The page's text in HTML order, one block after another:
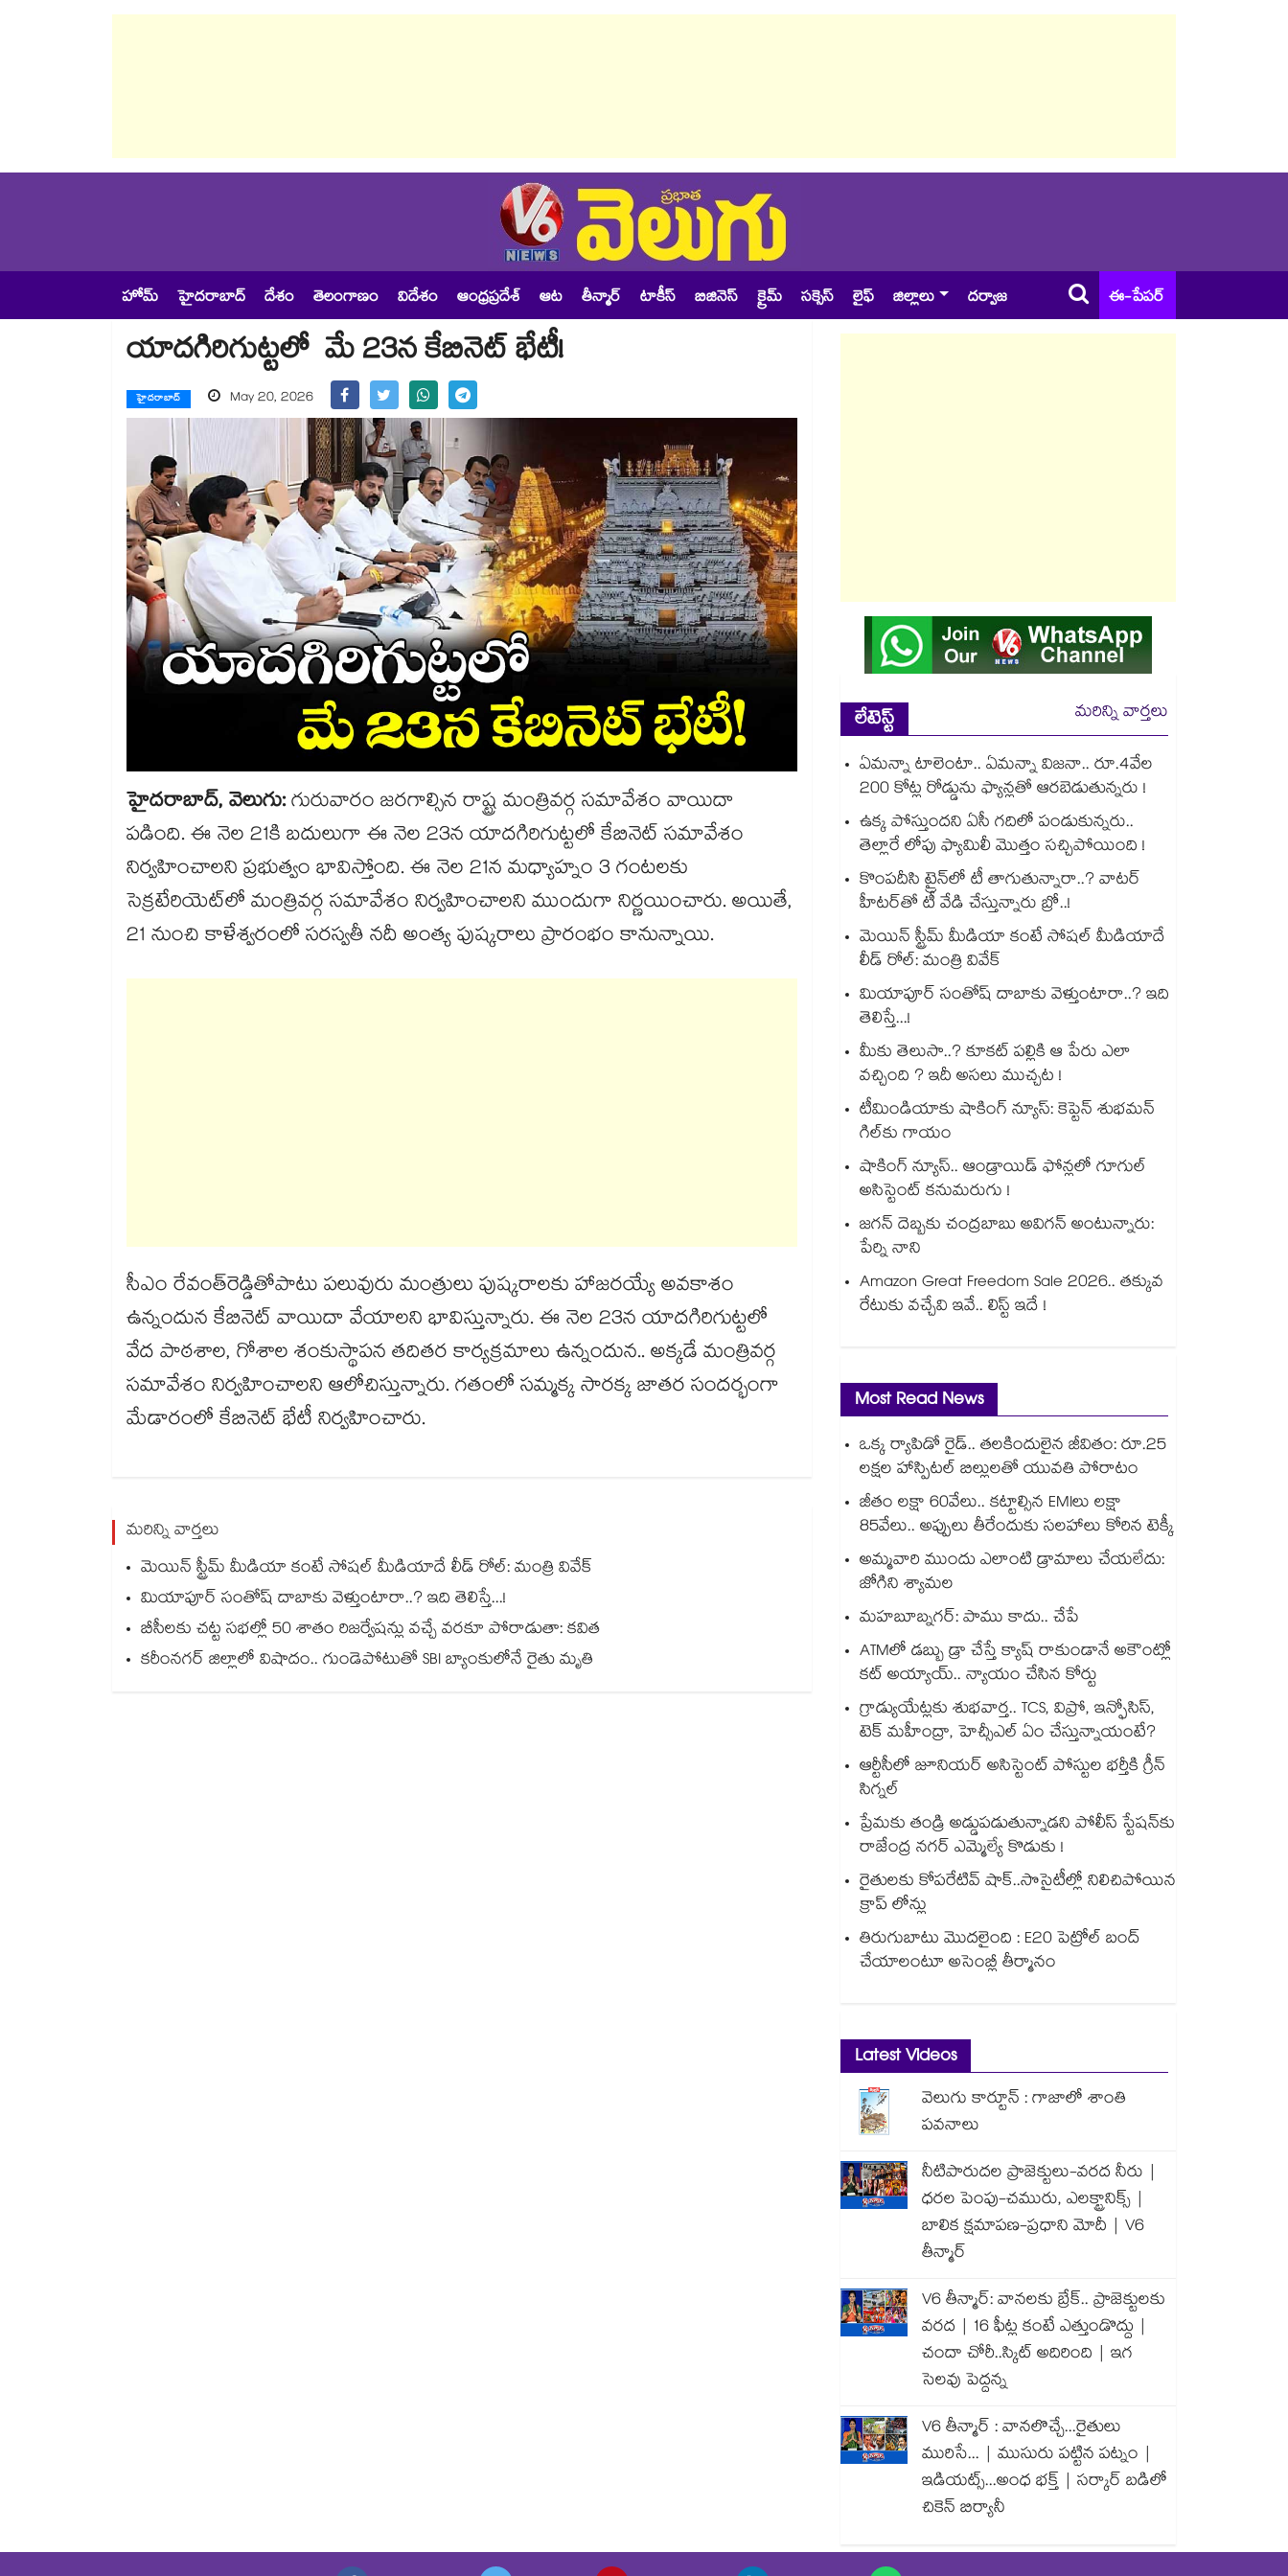
హోమ్ హైదరాబాద్ దేశం తెలంగాణం విదేశం ఆంధ్రప్రదేశ్ ఆట తీన్మార్ టాకీస్ బిజినెస్ క్రైమ్ సక్సెస్ లైఫ్ జిల్లాలు దర్వాజ ఈ-పేపర్
యాదగిరిగుట్టలో మే 23న కేబినెట్‌ భేటీ!
హైదరాబాద్ May 20, 2026
హైదరాబాద్, వెలుగు:గురువారం జరగాల్సిన రాష్ట్ర మంత్రివర్గ సమావేశం వాయిదా
పడింది. ఈ నెల 21కి బదులుగా ఈ నెల 23న యాదగిరిగుట్టలో కేబినెట్ సమావేశం
నిర్వహించాలని ప్రభుత్వం భావిస్తోంది. ఈ నెల 21న మధ్యాహ్నం 3 గంటలకు
సెక్రటేరియెట్‌లో మంత్రివర్గ సమావేశం నిర్వహించాలని ముందుగా నిర్ణయించారు. అయితే,
21 నుంచి కాళేశ్వరంలో సరస్వతీ నదీ అంత్య పుష్కరాలు ప్రారంభం కానున్నాయి.
సీఎం రేవంత్‌రెడ్డితోపాటు పలువురు మంత్రులు పుష్కరాలకు హాజరయ్యే అవకాశం
ఉన్నందున కేబినెట్ వాయిదా వేయాలని భావిస్తున్నారు. ఈ నెల 23న యాదగిరిగుట్టలో
వేద పాఠశాల, గోశాల శంకుస్థాపన తదితర కార్యక్రమాలు ఉన్నందున.. అక్కడే మంత్రివర్గ
సమావేశం నిర్వహించాలని ఆలోచిస్తున్నారు. గతంలో సమ్మక్క సారక్క జాతర సందర్భంగా
మేడారంలో కేబినెట్ భేటీ నిర్వహించారు.
మరిన్ని వార్తలు
మెయిన్ స్ట్రీమ్ మీడియా కంటే సోషల్ మీడియాదే లీడ్ రోల్: మంత్రి వివేక్
మియాపూర్ సంతోష్ దాబాకు వెళ్తుంటారా..? ఇది తెలిస్తే...!
బీసీలకు చట్ట సభల్లో 50 శాతం రిజర్వేషన్లు వచ్చే వరకూ పోరాడుతా: కవిత
కరీంనగర్ జిల్లాలో విషాదం.. గుండెపోటుతో SBI బ్యాంకులోనే రైతు మృతి
లేటెస్ట్
మరిన్ని వార్తలు
ఏమన్నా టాలెంటా.. ఏమన్నా విజనా.. రూ.4వేల
200 కోట్ల రోడ్డును ఫ్యాన్లతో ఆరబెడుతున్నరు !
ఉక్క పోస్తుందని ఏసీ గదిలో పండుకున్నరు..
తెల్లారే లోపు ఫ్యామిలీ మొత్తం సచ్చిపోయింది !
కొంపదీసి ట్రైన్⁬లో టీ తాగుతున్నారా..? వాటర్
హీటర్⁭⁭తో టీ వేడి చేస్తున్నారు బ్రో..!
మెయిన్ స్ట్రీమ్ మీడియా కంటే సోషల్ మీడియాదే
లీడ్ రోల్: మంత్రి వివేక్
మియాపూర్ సంతోష్ దాబాకు వెళ్తుంటారా..? ఇది
తెలిస్తే...!
మీకు తెలుసా..? కూకట్ పల్లికి ఆ పేరు ఎలా
వచ్చింది ? ఇదీ అసలు ముచ్చట !
టీమిండియాకు షాకింగ్ న్యూస్: కెప్టెన్ శుభమన్
గిల్‎కు గాయం
షాకింగ్ న్యూస్.. ఆండ్రాయిడ్ ఫోన్లలో గూగుల్
అసిస్టెంట్ కనుమరుగు !
జగన్ దెబ్బకు చంద్రబాబు అవిగన్ అంటున్నారు:
పేర్ని నాని
Amazon Great Freedom Sale 2026.. తక్కువ
రేటుకు వచ్చేవి ఇవే.. లిస్ట్ ఇదే !
Most Read News
ఒక్క ర్యాపిడో రైడ్.. తలకిందులైన జీవితం: రూ.25
లక్షల హాస్పిటల్ బిల్లులతో యువతి పోరాటం
జీతం లక్షా 60వేలు.. కట్టాల్సిన EMIలు లక్షా
85వేలు.. అప్పులు తీరేందుకు సలహాలు కోరిన టెక్కీ
అమ్మవారి ముందు ఎలాంటి డ్రామాలు చేయలేదు:
జోగిని శ్యామల
మహబూబ్నగర్: పాము కాదు.. చేపే
ATMలో డబ్బు డ్రా చేస్తే క్యాష్ రాకుండానే అకౌంట్లో
కట్ అయ్యాయ్.. న్యాయం చేసిన కోర్టు
గ్రాడ్యుయేట్లకు శుభవార్త.. TCS, విప్రో, ఇన్ఫోసిస్,
టెక్ మహీంద్రా, హెచ్సీఎల్ ఏం చేస్తున్నాయంటే?
ఆర్టీసీలో జూనియర్ అసిస్టెంట్‌‌ పోస్టుల భర్తీకి గ్రీన్‌‌
సిగ్నల్
ప్రేమకు తండ్రి అడ్డుపడుతున్నాడని పోలీస్ స్టేషన్⁪కు
రాజేంద్ర నగర్ ఎమ్మెల్యే కొడుకు !
రైతులకు కోపరేటివ్ షాక్..సొసైటీల్లో నిలిచిపోయిన
క్రాప్ లోన్లు
తిరుగుబాటు మొదలైంది : E20 పెట్రోల్ బంద్
చేయాలంటూ అసెంబ్లీ తీర్మానం
Latest Videos
వెలుగు కార్టూన్ : గాజాలో శాంతి
పవనాలు
నీటిపారుదల ప్రాజెక్టులు-వరద నీరు |
ధరల పెంపు-చమురు, ఎలక్ట్రానిక్స్ |
బాలిక క్షమాపణ-ప్రధాని మోదీ | V6
తీన్మార్
V6 తీన్మార్: వానలకు బ్రేక్.. ప్రాజెక్టులకు
వరద | 16 ఫీట్ల కంటే ఎత్తుండొద్దు |
చందా చోరీ..స్కిట్ అదిరింది | ఇగ
సెలవు పెద్దన్న
V6 తీన్మార్ : వానలొచ్చే...రైతులు
మురిసే... | ముసురు పట్టిన పట్నం |
ఇడియట్స్...అంధ భక్త్ | సర్కార్ బడిలో
చికెన్ బిర్యానీ